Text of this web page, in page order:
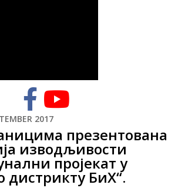
2017
презентована
изводљивости
пројекат у
дистрикту БиХ“.